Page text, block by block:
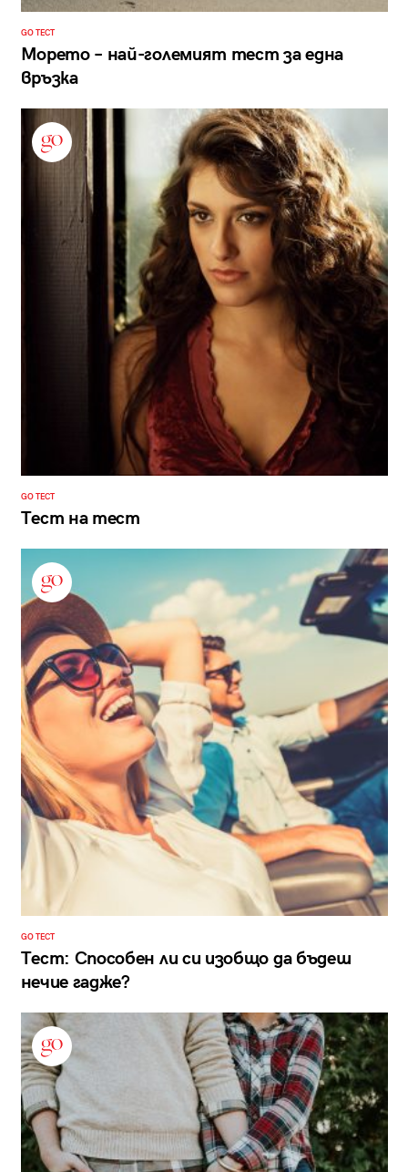
GO ТЕСТ
Морето – най-големият тест за една
връзка
GO ТЕСТ
Тест на тест
GO ТЕСТ
Тест: Способен ли си изобщо да бъдеш
нечие гадже?